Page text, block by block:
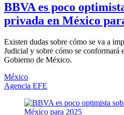
BBVA es poco
privada en México
Existen dudas sobre cómo se va a
Judicial y sobre cómo se conformará
Gobierno de México.
México
Agencia EFE